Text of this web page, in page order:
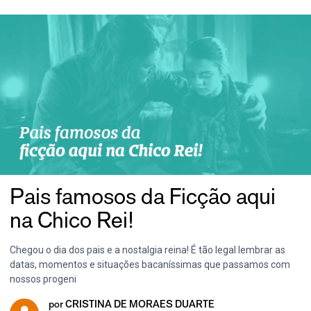
Pais famosos da Ficção aqui
na Chico Rei!
Chegou o dia dos pais e a nostalgia reina! É tão legal lembrar as
datas, momentos e situações bacaníssimas que passamos com
nossos progeni
por CRISTINA DE MORAES DUARTE